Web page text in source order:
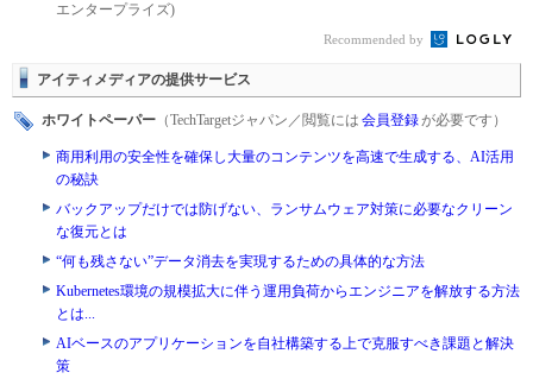
エンタープライズ)
Recommended by
アイティメディアの提供サービス
ホワイトペーパー （TechTargetジャパン／閲覧には 会員登録が必要です）
商用利用の安全性を確保し大量のコンテンツを高速で生成する、AI活用
の秘訣
バックアップだけでは防げない、ランサムウェア対策に必要なクリーン
な復元とは
“何も残さない”データ消去を実現するための具体的な方法
Kubernetes環境の規模拡大に伴う運用負荷からエンジニアを解放する方法
とは...
AIベースのアプリケーションを自社構築する上で克服すべき課題と解決
策